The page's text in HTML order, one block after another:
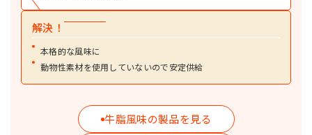
マジックファット200
パーム油を原料とした、風味にクセがない粉末油脂です。食品全般にお使い
いただけます。
詳細を見る
アレルギー特定原材料を配合していない粉末油脂です。プラントベース食品
など食品全般にお使いいただけます。
解決！
本格的な風味に
動物性素材を使用していないので安定供給
牛脂風味の製品を見る